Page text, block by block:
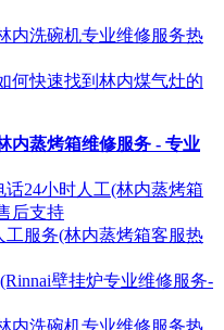
内洗碗机专业维修服务热
何快速找到林内煤气灶的
内蒸烤箱维修服务 - 专业
24小时人工(林内蒸烤箱
后支持
服务(林内蒸烤箱客服热
壁挂炉专业维修服务-
内洗碗机专业维修服务热